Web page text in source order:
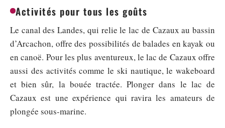
Activités pour tous les goûts
Le canal des Landes, qui relie le lac de Cazaux au bassin
d’Arcachon, offre des possibilités de balades en kayak ou
en canoë. Pour les plus aventureux, le lac de Cazaux offre
aussi des activités comme le ski nautique, le wakeboard
et bien sûr, la bouée tractée. Plonger dans le lac de
Cazaux est une expérience qui ravira les amateurs de
plongée sous-marine.